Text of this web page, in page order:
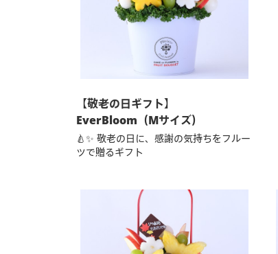
【敬老の日ギフト】
EverBloom（Mサイズ）
🍐✨ 敬老の日に、感謝の気持ちをフルー
ツで贈るギフト